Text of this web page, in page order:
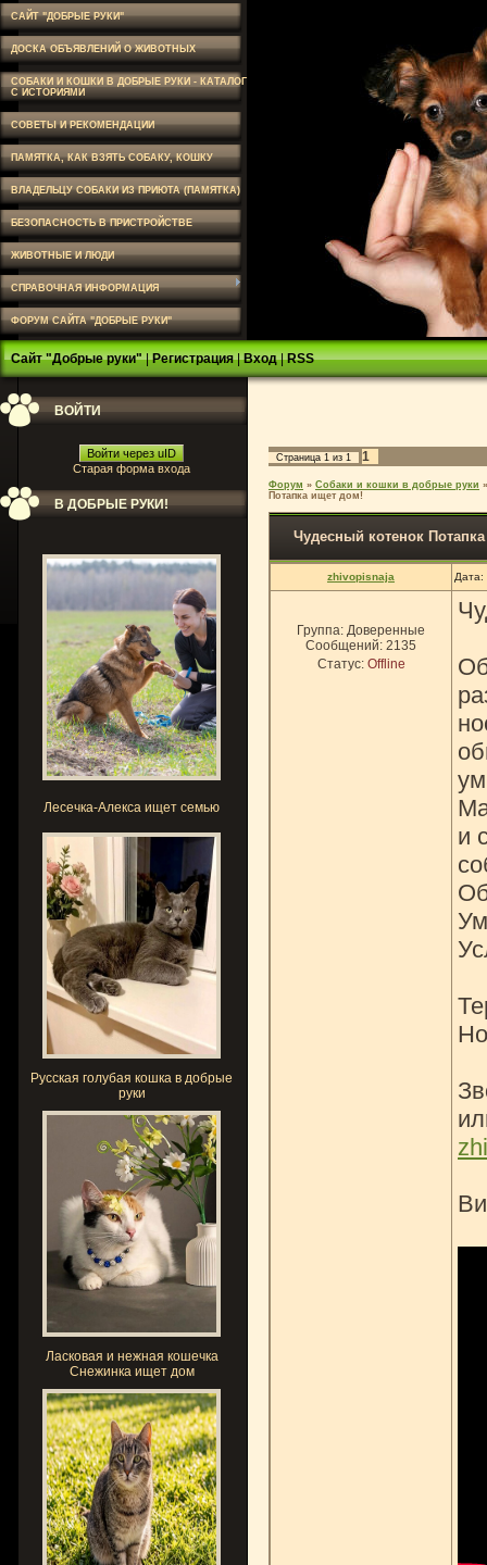
САЙТ "ДОБРЫЕ РУКИ"
ДОСКА ОБЪЯВЛЕНИЙ О ЖИВОТНЫХ
СОБАКИ И КОШКИ В ДОБРЫЕ РУКИ - КАТАЛОГ
С ИСТОРИЯМИ
СОВЕТЫ И РЕКОМЕНДАЦИИ
ПАМЯТКА, КАК ВЗЯТЬ СОБАКУ, КОШКУ
ВЛАДЕЛЬЦУ СОБАКИ ИЗ ПРИЮТА (ПАМЯТКА)
БЕЗОПАСНОСТЬ В ПРИСТРОЙСТВЕ
ЖИВОТНЫЕ И ЛЮДИ
СПРАВОЧНАЯ ИНФОРМАЦИЯ
ФОРУМ САЙТА "ДОБРЫЕ РУКИ"
Сайт "Добрые руки"|Регистрация|Вход|RSS
ВОЙТИ
Войти через uID
Старая форма входа
В ДОБРЫЕ РУКИ!
Лесечка-Алекса ищет семью
Русская голубая кошка в добрые
руки
Ласковая и нежная кошечка
Снежинка ищет дом
Страница 1 из 1 1
Форум » Собаки и кошки в добрые руки »
Потапка ищет дом!
Чудесный котенок
zhivopisnaja
Группа: Доверенные
Сообщений: 2135
Статус: Offline
и